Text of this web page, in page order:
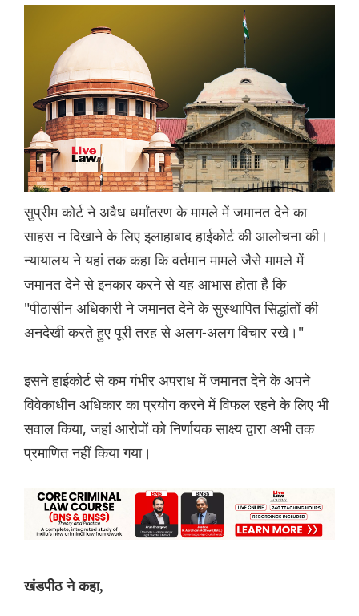
सुप्रीम कोर्ट ने अवैध धर्मांतरण के मामले में जमानत देने का
साहस न दिखाने के लिए इलाहाबाद हाईकोर्ट की आलोचना की।
न्यायालय ने यहां तक ​​कहा कि वर्तमान मामले जैसे मामले में
जमानत देने से इनकार करने से यह आभास होता है कि
"पीठासीन अधिकारी ने जमानत देने के सुस्थापित सिद्धांतों की
अनदेखी करते हुए पूरी तरह से अलग-अलग विचार रखे।"
इसने हाईकोर्ट से कम गंभीर अपराध में जमानत देने के अपने
विवेकाधीन अधिकार का प्रयोग करने में विफल रहने के लिए भी
सवाल किया, जहां आरोपों को निर्णायक साक्ष्य द्वारा अभी तक
प्रमाणित नहीं किया गया।
खंडपीठ ने कहा,